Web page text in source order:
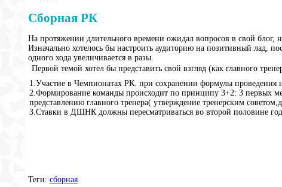
Сборная РК
На протяжении длительного времени ожидал вопросов в свой
Изначально хотелось бы настроить аудиторию на позитивный лад,
одного хода увеличивается в разы.
Первой темой хотел бы представить свой взгляд (как главного
1.Участие в Чемпионатах РК. при сохранении формулы проведения
2.Формирование команды происходит по принципу 3+2: 3 первых
представлению главного тренера( утверждение тренерским
3.Ставки в ДШНК должны пересматриваться во второй половине
Теги: сборная